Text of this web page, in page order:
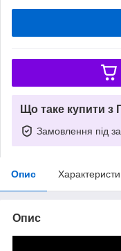
Що таке купити з
Замовлення під
Опис
Опис